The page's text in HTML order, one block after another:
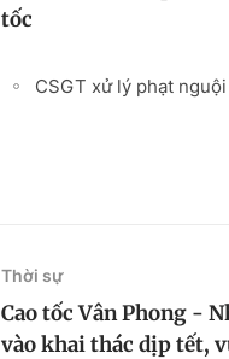
tốc
CSGT xử lý phạt
Thời sự
Cao tốc Vân Phong -
vào khai thác dịp tết,